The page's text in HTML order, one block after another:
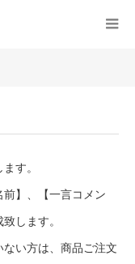
す。
】、【一言コメン
します。
ない方は、商品ご注文